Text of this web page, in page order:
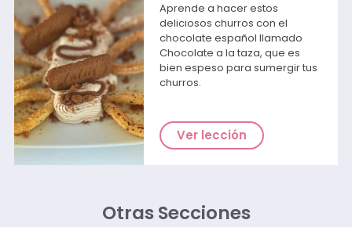
Aprende a hacer estos
deliciosos churros con el
chocolate español llamado
Chocolate a la taza, que es
bien espeso para sumergir tus
churros.
Ver lección
Otras Secciones